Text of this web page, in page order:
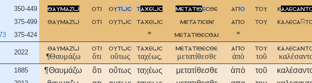
350-449 θαυμαζω οτι ουτωσ ταχεωσ μετατιθεσθε απο του κ
375-499 θαυμαζω οτι ουτωσ ταχεωσ μετατισθε απο του
375-424 * μετατιθεσθαι *
2022
θαυμαζω
¶Θαυμάζω
οτι
ὅτι
ουτωσ
οὕτως
ταχεωσ
ταχέως,
μετατιθεσθε
μετατίθεσθε
απο
ἀπὸ
του
τοῦ
1885 ¶Θαυμάζω ὅτι οὕτως ταχέως μετατίθεσθε ἀπὸ τοῦ